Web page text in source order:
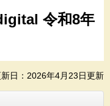
令和8年
日：2026年4月23日更新